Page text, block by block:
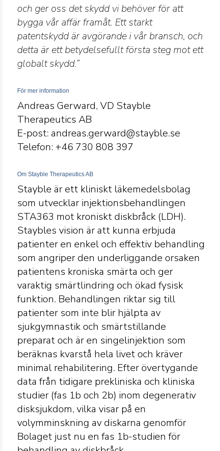
och ger oss det skydd vi behöver för att
bygga vår affär framåt. Ett starkt
patentskydd är avgörande i vår bransch, och
detta är ett betydelsefullt första steg mot ett
globalt skydd.”
För mer information
Andreas Gerward, VD Stayble
Therapeutics AB
E-post: andreas.gerward@stayble.se
Telefon: +46 730 808 397
Om Stayble Therapeutics AB
Stayble är ett kliniskt läkemedelsbolag
som utvecklar injektionsbehandlingen
STA363 mot kroniskt diskbråck (LDH).
Staybles vision är att kunna erbjuda
patienter en enkel och effektiv behandling
som angriper den underliggande orsaken
patientens kroniska smärta och ger
varaktig smärtlindring och ökad fysisk
funktion. Behandlingen riktar sig till
patienter som inte blir hjälpta av
sjukgymnastik och smärtstillande
preparat och är en singelinjektion som
beräknas kvarstå hela livet och kräver
minimal rehabilitering. Efter övertygande
data från tidigare prekliniska och kliniska
studier (fas 1b och 2b) inom degenerativ
disksjukdom, vilka visar på en
volymminskning av diskarna genomför
Bolaget just nu en fas 1b-studien för